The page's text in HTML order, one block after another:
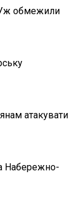
Уж обмежили
атакувати
Набережно-